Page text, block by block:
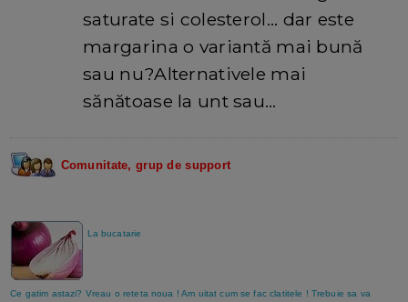
saturate si colesterol... dar este
margarina o variantă mai bună
sau nu?Alternativele mai
sănătoase la unt sau…
Comunitate, grup de support
La bucatarie
Ce gatim astazi? Vreau o reteta noua ! Am uitat cum se fac clatitele ! Trebuie sa va